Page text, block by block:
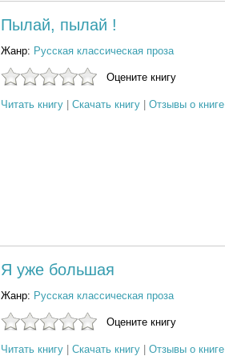
Пылай, пылай !
Жанр: Русская классическая проза
Оцените книгу
Читать книгу| Скачать книгу| Отзывы о книге
Я уже большая
Жанр: Русская классическая проза
Оцените книгу
Читать книгу| Скачать книгу| Отзывы о книге